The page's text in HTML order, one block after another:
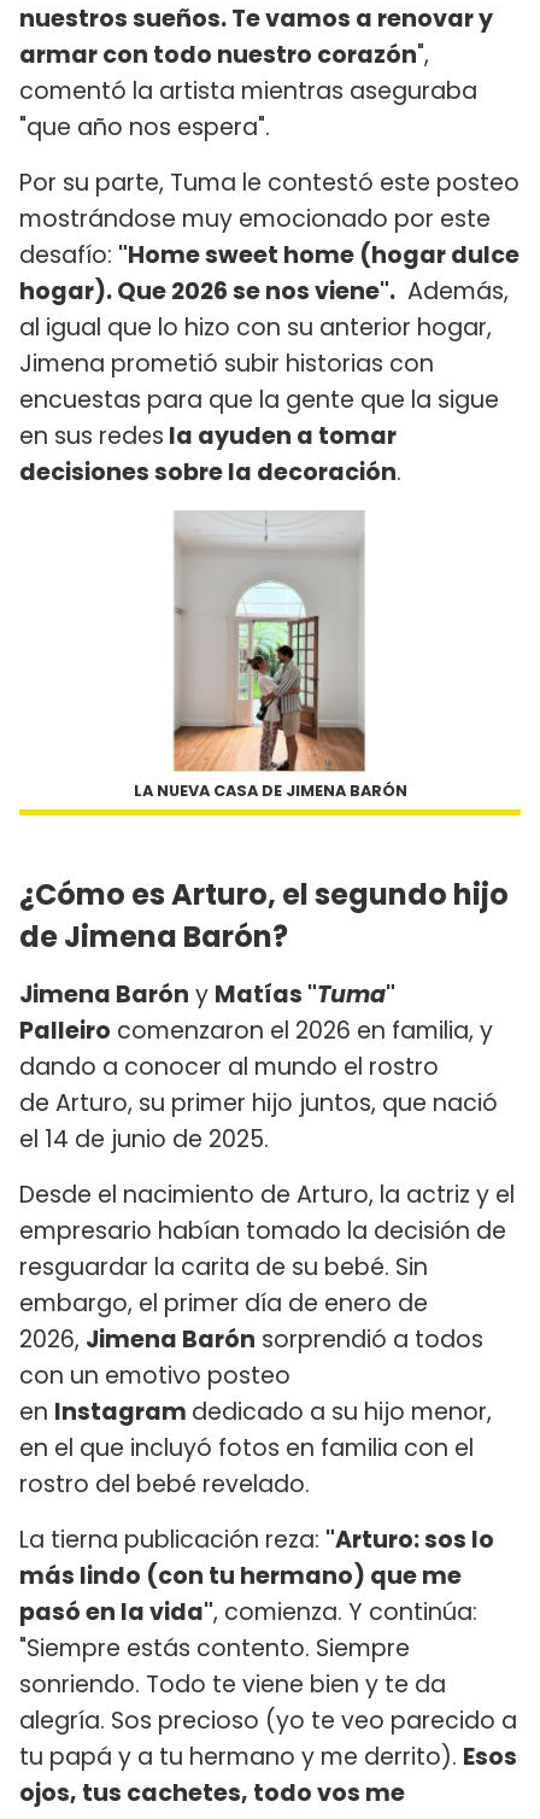
nuestros sueños. Te vamos a renovar y
armar con todo nuestro corazón",
comentó la artista mientras aseguraba
"que año nos espera".
Por su parte, Tuma le contestó este posteo
mostrándose muy emocionado por este
desafío: "Home sweet home (hogar dulce
hogar). Que 2026 se nos viene". Además,
al igual que lo hizo con su anterior hogar,
Jimena prometió subir historias con
encuestas para que la gente que la sigue
en sus redes la ayuden a tomar
decisiones sobre la decoración.
LA NUEVA CASA DE JIMENA BARÓN
¿Cómo es Arturo, el segundo hijo
de Jimena Barón?
Jimena Barón y Matías "Tuma"
Palleiro comenzaron el 2026 en familia, y
dando a conocer al mundo el rostro
de Arturo, su primer hijo juntos, que nació
el 14 de junio de 2025.
Desde el nacimiento de Arturo, la actriz y el
empresario habían tomado la decisión de
resguardar la carita de su bebé. Sin
embargo, el primer día de enero de
2026, Jimena Barón sorprendió a todos
con un emotivo posteo
en Instagram dedicado a su hijo menor,
en el que incluyó fotos en familia con el
rostro del bebé revelado.
La tierna publicación reza: "Arturo: sos lo
más lindo (con tu hermano) que me
pasó en la vida", comienza. Y continúa:
"Siempre estás contento. Siempre
sonriendo. Todo te viene bien y te da
alegría. Sos precioso (yo te veo parecido a
tu papá y a tu hermano y me derrito). Esos
ojos, tus cachetes, todo vos me